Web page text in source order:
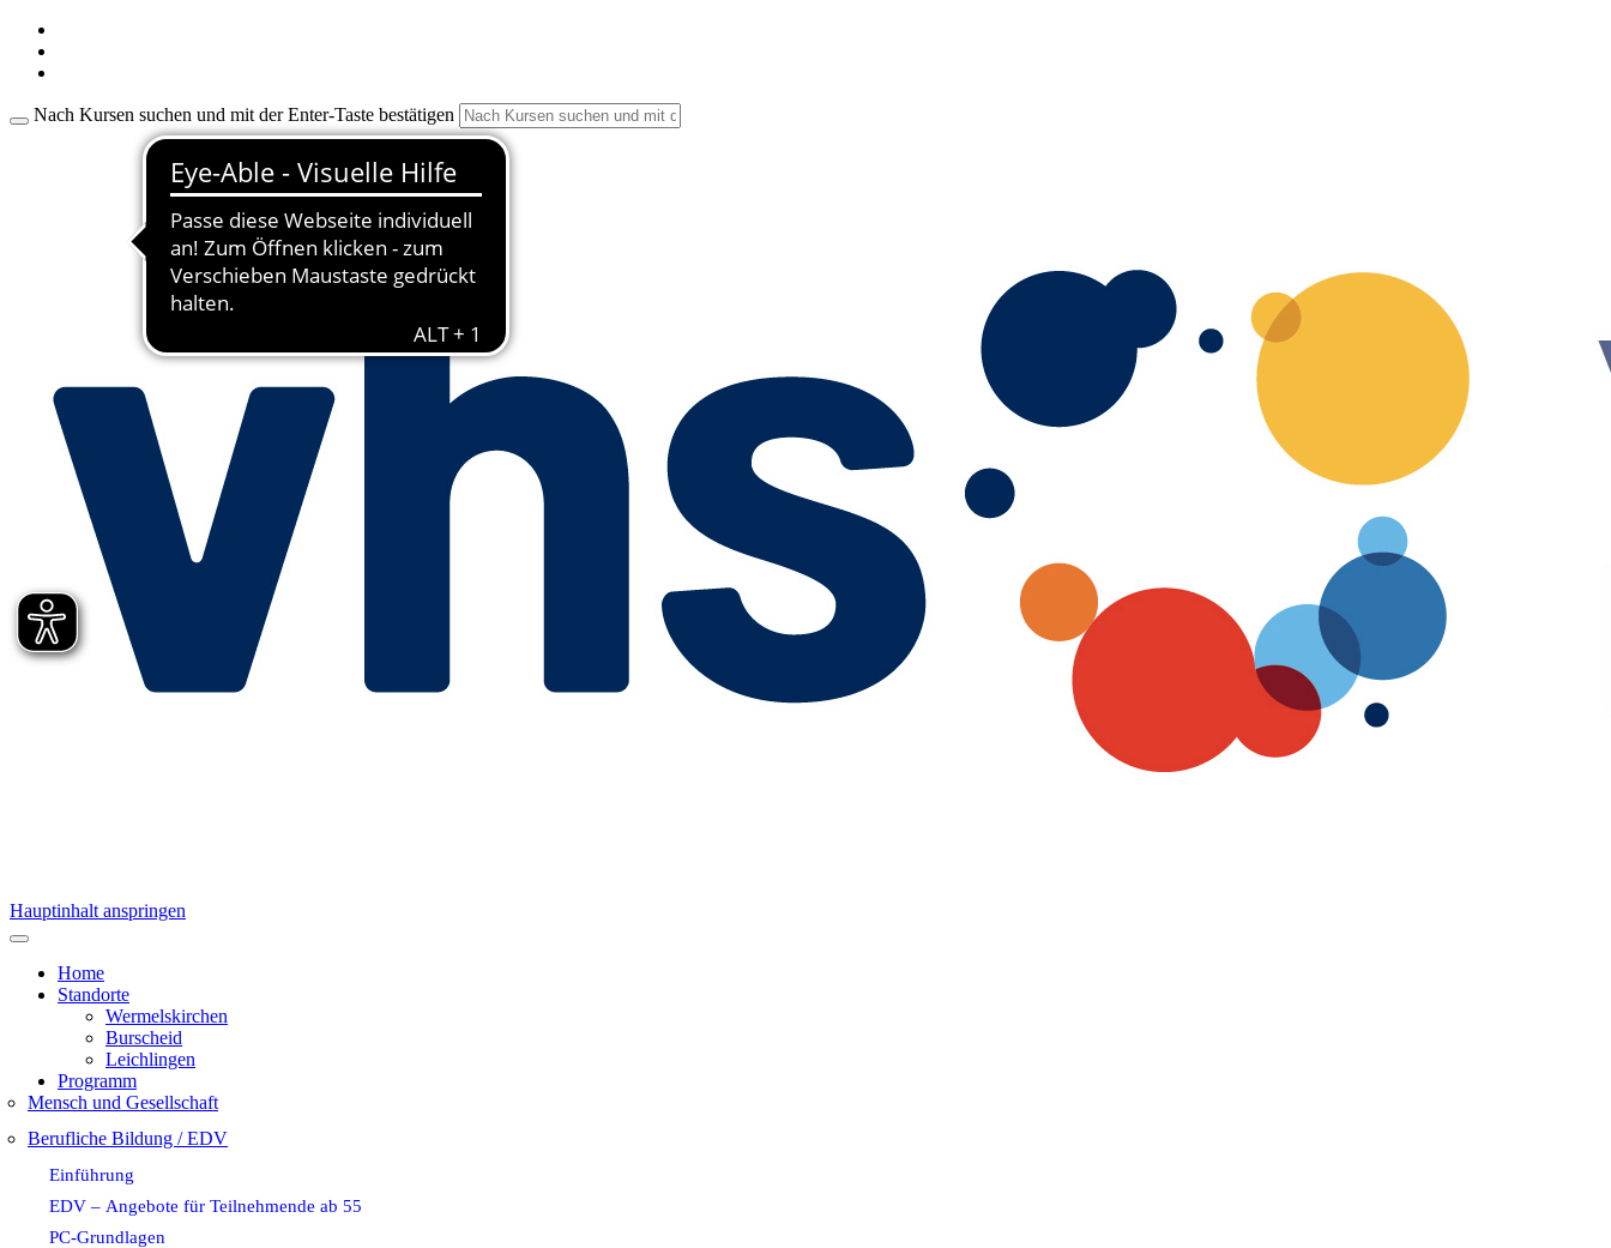
Nach Kursen suchen und mit der Enter-Taste bestätigen
Hauptinhalt anspringen
Home
Standorte
Wermelskirchen
Burscheid
Leichlingen
Programm
Mensch und Gesellschaft
Berufliche Bildung / EDV
Einführung
EDV – Angebote für Teilnehmende ab 55
PC-Grundlagen